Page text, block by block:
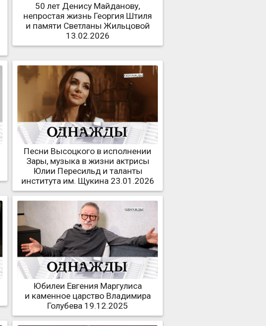
50 лет Денису Майданову,
непростая жизнь Георгия Штиля
и памяти Светланы Жильцовой
13.02.2026
Песни Высоцкого в исполнении
Зары, музыка в жизни актрисы
Юлии Пересильд и таланты
института им. Щукина 23.01.2026
Юбилеи Евгения Маргулиса
и каменное царство Владимира
Голубева 19.12.2025